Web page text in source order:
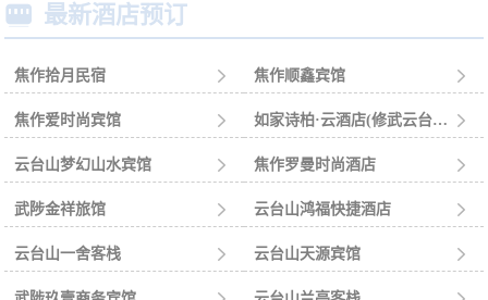
 最新酒店预订
焦作拾月民宿  焦作顺鑫宾馆 
焦作爱时尚宾馆  如家诗柏·云酒店(修武云台山店) 
云台山梦幻山水宾馆  焦作罗曼时尚酒店 
武陟金祥旅馆  云台山鸿福快捷酒店 
云台山一舍客栈  云台山天源宾馆 